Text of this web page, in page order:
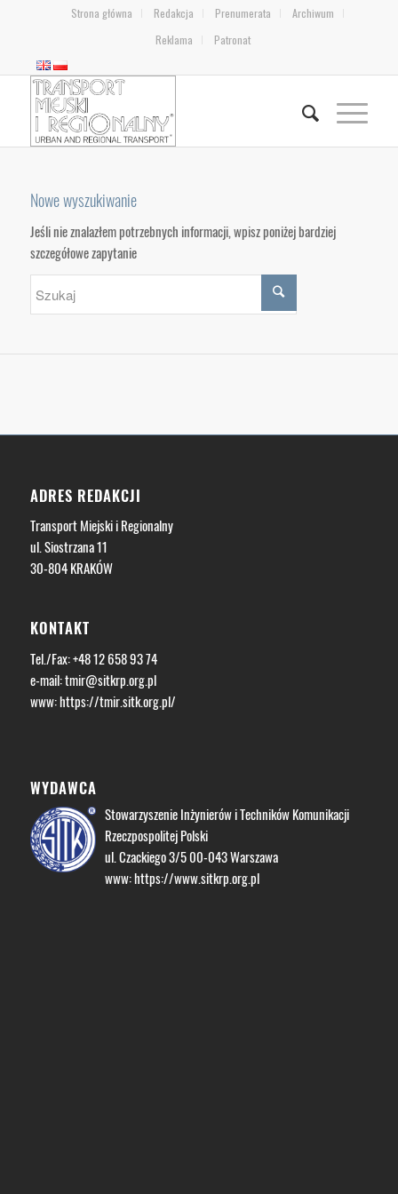
Strona główna Redakcja Prenumerata
Archiwum
Reklama
Patronat
Nowe wyszukiwanie
Jeśli nie znalazłem potrzebnych informacji, wpisz poniżej bardziej
szczegółowe zapytanie
ADRES REDAKCJI
Transport Miejski i Regionalny
ul. Siostrzana 11
30-804 KRAKÓW
KONTAKT
Tel./Fax: +48 12 658 93 74
e-mail:tmir@sitkrp.org.pl
www:https://tmir.sitk.org.pl/
WYDAWCA
Stowarzyszenie Inżynierów i Techników Komunikacji
Rzeczpospolitej Polski
ul. Czackiego 3/5 00-043 Warszawa
www:https://www.sitkrp.org.pl